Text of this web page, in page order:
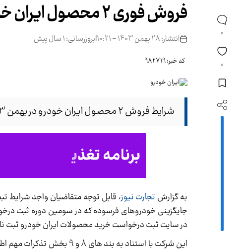
0
0
فروش فوری ۲ محصول ایران خودرو امروز ۲۸ بهمن ۱۴۰۳
انتشار: 28 بهمن 1403 - 10:21 |بروزرسانی: 1 سال پیش
کد خبر: 982719
شرایط فروش ۲ محصول ایران خودرو در بهمن 1403 اعلام شد.
به گزارش تجارت نیوز
در سایت ثبت درخواست خرید محصولات ایران خودرو ثبت
این شرکت با استناد به